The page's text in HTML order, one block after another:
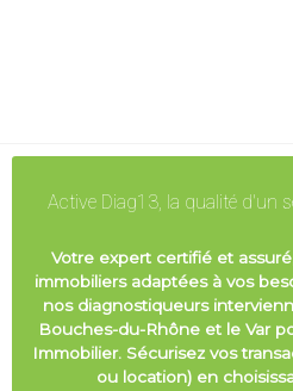
Active Diag13, la qualité d'un
Votre expert certifié et
immobiliers adaptées à vos
nos diagnostiqueurs
Bouches-du-Rhône et le Var
Immobilier. Sécurisez vos
ou location) en